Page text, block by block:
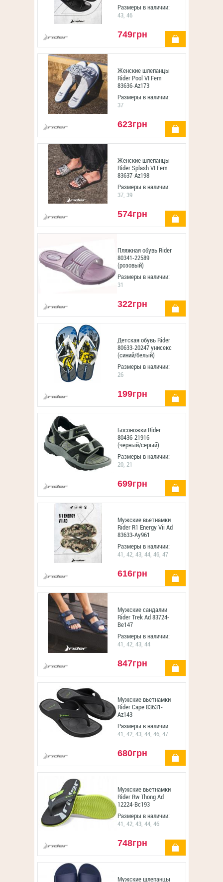
Размеры в наличии:
43, 46
749грн купить
Женские шлепанцы
Rider Pool VI Fem
83636-Az173
Размеры в наличии:
37
623грн купить
Женские шлепанцы
Rider Splash VI Fem
83637-Az198
Размеры в наличии:
37, 39
574грн купить
Пляжная обувь Rider
80341-22589
(розовый)
Размеры в наличии:
31
322грн купить
Детская обувь Rider
80633-20247 унисекс
(синий/белый)
Размеры в наличии:
26
199грн купить
Босоножки Rider
80436-21916
(чёрный/серый)
Размеры в наличии:
20, 21
699грн купить
Мужские вьетнамки
Rider R1 Energy Vii Ad
83633-Ay961
Размеры в наличии:
41, 42, 43, 44, 46, 47
616грн купить
Мужские сандалии
Rider Trek Ad 83724-
Be147
Размеры в наличии:
41, 42, 43, 44
847грн купить
Мужские вьетнамки
Rider Cape 83631-
Az143
Размеры в наличии:
41, 42, 43, 44, 46, 47
680грн купить
Мужские вьетнамки
Rider Rw Thong Ad
12224-Bc193
Размеры в наличии:
41, 42, 43, 44, 46
748грн купить
Мужские шлепанцы